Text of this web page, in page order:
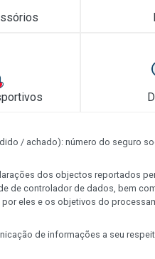
/ achado): número do seguro
dos objectos reportados
de controlador de dados, bem
eles e os objetivos do
de informações a seu